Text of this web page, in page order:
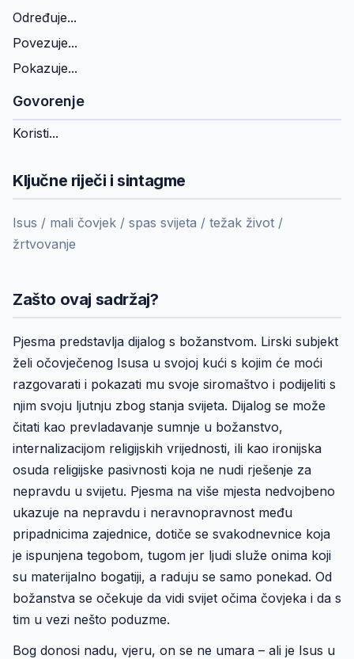
Određuje...
Povezuje...
Pokazuje...
Govorenje
Koristi...
Ključne riječi i sintagme
Isus / mali čovjek / spas svijeta / težak život /
žrtvovanje
Zašto ovaj sadržaj?
Pjesma predstavlja dijalog s božanstvom. Lirski subjekt
želi očovječenog Isusa u svojoj kući s kojim će moći
razgovarati i pokazati mu svoje siromaštvo i podijeliti s
njim svoju ljutnju zbog stanja svijeta. Dijalog se može
čitati kao prevladavanje sumnje u božanstvo,
internalizacijom religijskih vrijednosti, ili kao ironijska
osuda religijske pasivnosti koja ne nudi rješenje za
nepravdu u svijetu. Pjesma na više mjesta nedvojbeno
ukazuje na nepravdu i neravnopravnost među
pripadnicima zajednice, dotiče se svakodnevnice koja
je ispunjena tegobom, tugom jer ljudi služe onima koji
su materijalno bogatiji, a raduju se samo ponekad. Od
božanstva se očekuje da vidi svijet očima čovjeka i da s
tim u vezi nešto poduzme.
Bog donosi nadu, vjeru, on se ne umara – ali je Isus u